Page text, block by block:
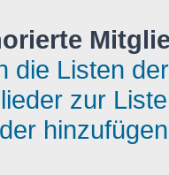
die Listen
zur